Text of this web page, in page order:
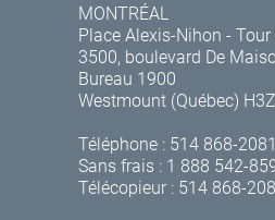
MONTRÉAL
Place Alexis-Nihon - Tour
3500, boulevard De
Bureau 1900
Westmount (Québec)
Téléphone : 514 868-2081
Sans frais : 1 888 542-
Télécopieur : 514 868-